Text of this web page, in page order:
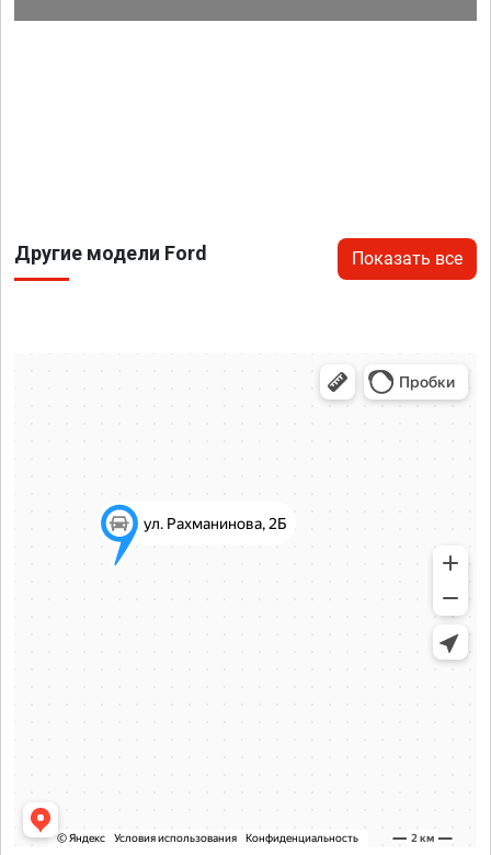
Другие модели Ford Показать все